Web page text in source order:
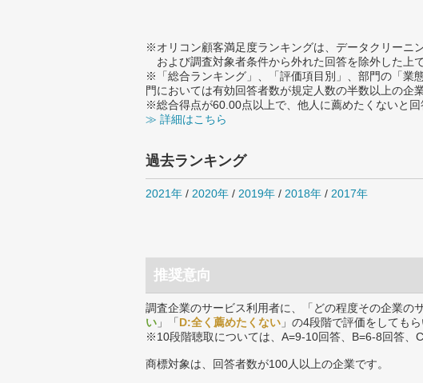
※オリコン顧客満足度ランキングは、データクリーニ
および調査対象者条件から外れた回答を除外した上
※「総合ランキング」、「評価項目別」、部門の「業
門においては有効回答者数が規定人数の半数以上の企
※総合得点が60.00点以上で、他人に薦めたくないと
≫ 詳細はこちら
過去ランキング
2021年 / 2020年 / 2019年 / 2018年 / 2017年
推奨意向
調査企業のサービス利用者に、「どの程度その企業の
い 」「D:全く薦めたくない 」の4段階で評価をしても
※10段階聴取については、A=9-10回答、B=6-8回答、
商標対象は、回答者数が100人以上の企業です。